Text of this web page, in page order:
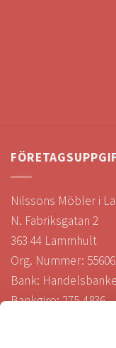
Nilssons Möbler i
N. Fabriksgatan 2
363 44 Lammhult
Org. Nummer:
Bank:
Bankgiro: 275-4836